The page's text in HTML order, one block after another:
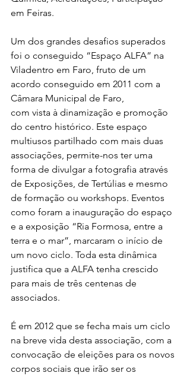
em Feiras.
Um dos grandes desafios superados
foi o conseguido “Espaço ALFA” na
Viladentro em Faro, fruto de um
acordo conseguido em 2011 com a
Câmara Municipal de Faro,
com vista à dinamização e promoção
do centro histórico. Este espaço
multiusos partilhado com mais duas
associações, permite-nos ter uma
forma de divulgar a fotografia através
de Exposições, de Tertúlias e mesmo
de formação ou workshops. Eventos
como foram a inauguração do espaço
e a exposição “Ria Formosa, entre a
terra e o mar”, marcaram o início de
um novo ciclo. Toda esta dinâmica
justifica que a ALFA tenha crescido
para mais de três centenas de
associados.
É em 2012 que se fecha mais um ciclo
na breve vida desta associação, com a
convocação de eleições para os novos
corpos sociais que irão ser os